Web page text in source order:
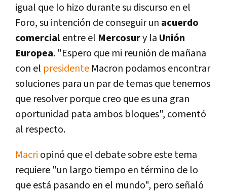
igual que lo hizo durante su discurso en el
Foro, su intención de conseguir un acuerdo
comercialentre el Mercosury la Unión
Europea. "Espero que mi reunión de mañana
con el presidente Macron podamos encontrar
soluciones para un par de temas que tenemos
que resolver porque creo que es una gran
oportunidad pata ambos bloques", comentó
al respecto.
Macri opinó que el debate sobre este tema
requiere "un largo tiempo en término de lo
que está pasando en el mundo", pero señaló